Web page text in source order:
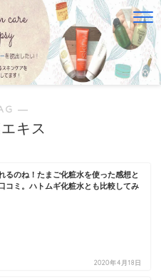
―
キス
るのね！たまご化粧水を使った感想と
コミ。ハトムギ化粧水とも比較してみ
2020年4月18日